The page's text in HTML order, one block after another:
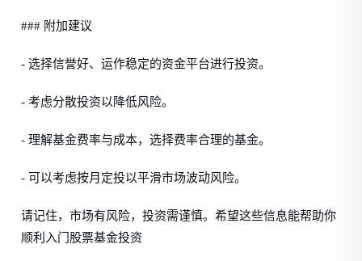
### 附加建议
- 选择信誉好、运作稳定的资金平台进行投资。
- 考虑分散投资以降低风险。
- 理解基金费率与成本，选择费率合理的基金。
- 可以考虑按月定投以平滑市场波动风险。
请记住，市场有风险，投资需谨慎。希望这些信息能帮助你
顺利入门股票基金投资